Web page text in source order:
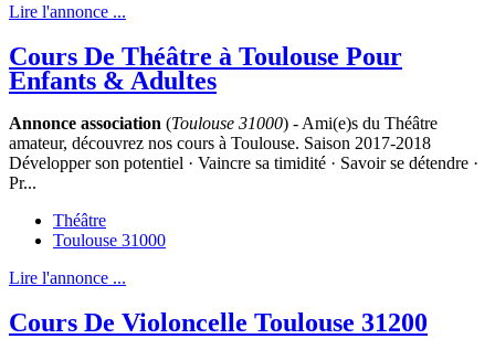
Lire l'annonce ...
Cours De Théâtre à Toulouse Pour
Enfants & Adultes
Annonce association (Toulouse 31000) - Ami(e)s du Théâtre
amateur, découvrez nos cours à Toulouse. Saison 2017-2018
Développer son potentiel · Vaincre sa timidité · Savoir se détendre ·
Pr...
Théâtre
Toulouse 31000
Lire l'annonce ...
Cours De Violoncelle Toulouse 31200